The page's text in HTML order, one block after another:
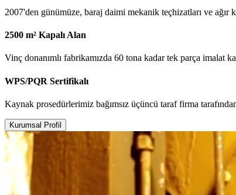
2007'den günümüze, baraj daimi mekanik teçhizatları ve
2500 m² Kapalı Alan
Vinç donanımlı fabrikamızda 60 tona kadar tek parça imalat
WPS/PQR Sertifikalı
Kaynak prosedürlerimiz bağımsız üçüncü taraf firma
Kurumsal Profil